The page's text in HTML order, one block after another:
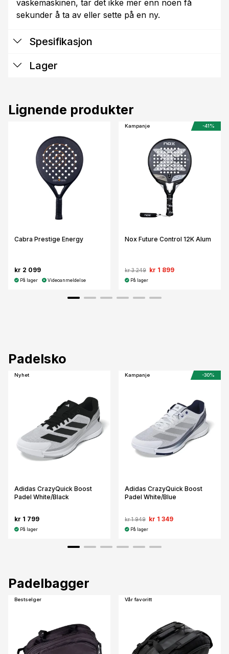
vaskemaskinen, tar det ikke mer enn noen få
sekunder å ta av eller sette på en ny.
Spesifikasjon
Lager
Lignende produkter
Cabra Prestige Energy
kr 2 099
På lager Videoanmeldelse
Kampanje -41%
Nox Future Control 12K Alum
kr 3 249 kr 1 899
På lager
Padelsko
Nyhet
Adidas CrazyQuick Boost
Padel White/Black
kr 1 799
På lager
Kampanje -30%
Adidas CrazyQuick Boost
Padel White/Blue
kr 1 949 kr 1 349
På lager
Padelbagger
Bestselger Vår favoritt